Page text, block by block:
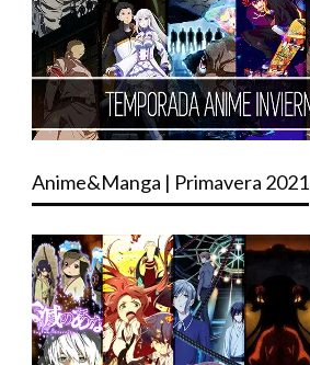
Anime&Manga | Primavera 2021